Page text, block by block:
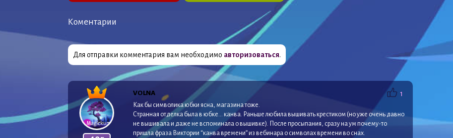
Коментарии
Для отправки комментария вам необходимо авторизоваться.
1
VOLNA
Как бы символика юбки ясна, магазина тоже.
Странная отделка была в юбке… канва. Раньше любила вышивать крестиком (но уже очень давно
не вышивала и даже не вспоминала о вышивке). После просыпания, сразу на ум почему-то
пришла фраза Виктории “канва времени” из вебинара о символах времени во снах.